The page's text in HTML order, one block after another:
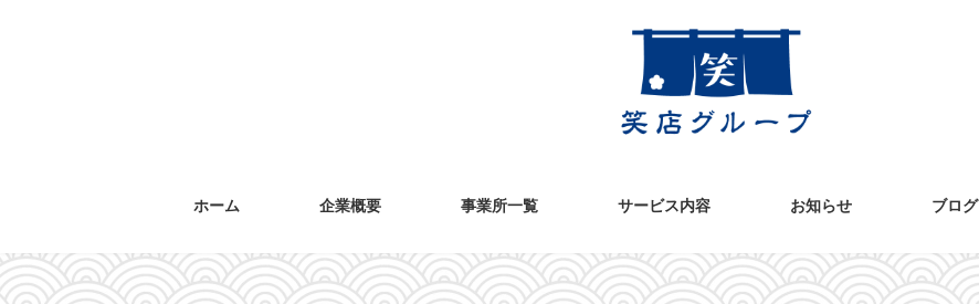
プ
動
ホーム 企業概要 事業所一覧 サービス内容 お知らせ ブログ